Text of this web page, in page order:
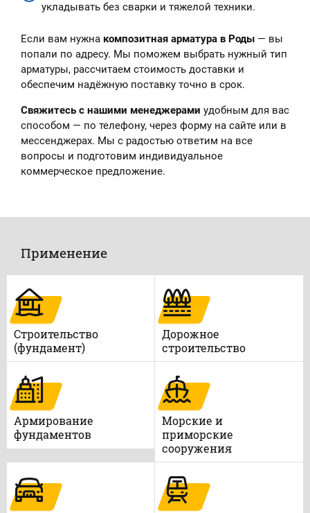
укладывать без сварки и тяжелой техники.
Если вам нужна композитная арматура в Роды — вы
попали по адресу. Мы поможем выбрать нужный тип
арматуры, рассчитаем стоимость доставки и
обеспечим надёжную поставку точно в срок.
Свяжитесь с нашими менеджерами удобным для вас
способом — по телефону, через форму на сайте или в
мессенджерах. Мы с радостью ответим на все
вопросы и подготовим индивидуальное
коммерческое предложение.
Применение
Строительство
(фундамент)
Дорожное
строительство
Армирование
фундаментов
Морские и
приморские
сооружения